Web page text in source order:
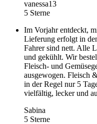
vanessa13
5 Sterne
Im Vorjahr entdeckt,
Lieferung erfolgt in
Fahrer sind nett. Alle
und gekühlt. Wir
Fleisch- und
ausgewogen. Fleisch
in der Regel nur 5
vielfältig, lecker und
Sabina
5 Sterne